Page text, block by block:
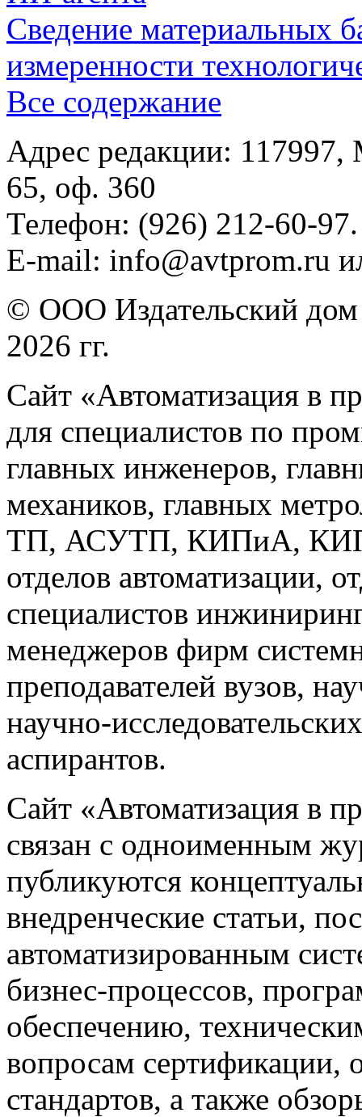
Сведение материальных
измеренности
Все содержание
Адрес редакции:
65, оф. 360
Телефон: (926) 212-60-97.
E-mail: info@avtprom.ru
© ООО Издательский
2026 гг.
Сайт «Автоматизация в
для специалистов по
главных инженеров,
механиков, главных
ТП, АСУТП, КИПиА, КИП
отделов автоматизации,
специалистов
менеджеров фирм
преподавателей вузов,
научно-
аспирантов.
Сайт «Автоматизация в
связан с одноименным
публикуются
внедренческие статьи,
автоматизированным
бизнес-процессов,
обеспечению,
вопросам
стандартов, а также